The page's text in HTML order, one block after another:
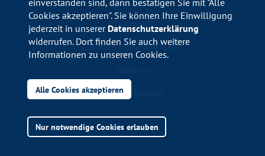
Impressum
Datenschutzhinweise
Barrierefreiheit
einverstanden sind, dann bestätigen Sie mit "Alle
Cookies akzeptieren". Sie können Ihre Einwilligung
jederzeit in unserer Datenschutzerklärung
widerrufen. Dort finden Sie auch weitere
Informationen zu unseren Cookies.
Alle Cookies akzeptieren
Nur notwendige Cookies erlauben